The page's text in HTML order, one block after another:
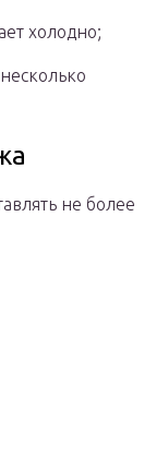
холодно;
не более